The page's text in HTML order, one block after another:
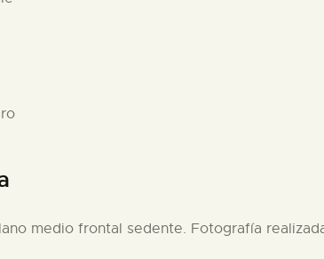
medio frontal sedente. Fotografía